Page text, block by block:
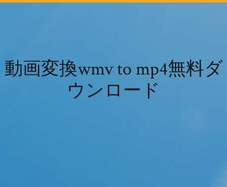
動画変換wmv to mp4無料ダ
ウンロード